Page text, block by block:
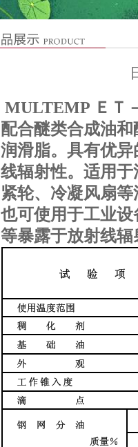
MULTEMP ＥＴ
配合醚类合成油
润滑脂。具有优
线辐射性。适用
紧轮、冷凝风扇
也可使用于工业
等暴露于放射线